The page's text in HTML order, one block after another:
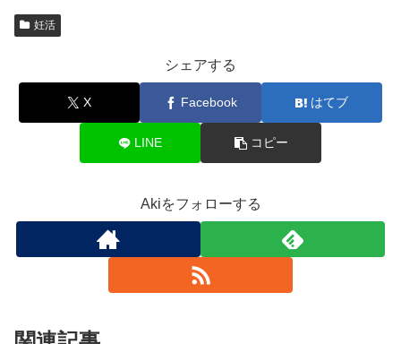
妊活
シェアする
X Facebook はてブ
LINE コピー
Akiをフォローする